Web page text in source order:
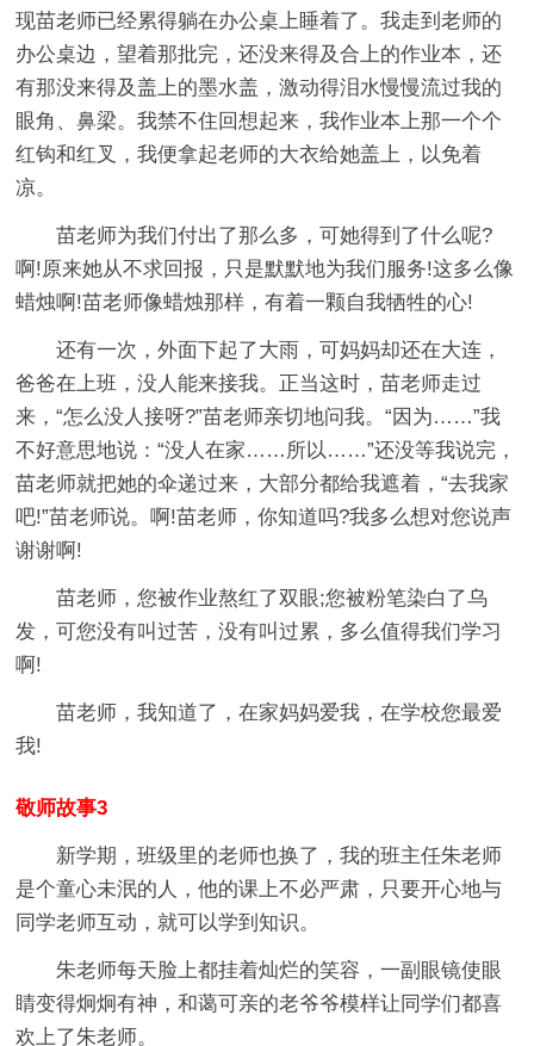
现苗老师已经累得躺在办公桌上睡着了。我走到老师的
办公桌边，望着那批完，还没来得及合上的作业本，还
有那没来得及盖上的墨水盖，激动得泪水慢慢流过我的
眼角、鼻梁。我禁不住回想起来，我作业本上那一个个
红钩和红叉，我便拿起老师的大衣给她盖上，以免着
凉。
苗老师为我们付出了那么多，可她得到了什么呢?
啊!原来她从不求回报，只是默默地为我们服务!这多么像
蜡烛啊!苗老师像蜡烛那样，有着一颗自我牺牲的心!
还有一次，外面下起了大雨，可妈妈却还在大连，
爸爸在上班，没人能来接我。正当这时，苗老师走过
来，“怎么没人接呀?”苗老师亲切地问我。“因为……”我
不好意思地说：“没人在家……所以……”还没等我说完，
苗老师就把她的伞递过来，大部分都给我遮着，“去我家
吧!”苗老师说。啊!苗老师，你知道吗?我多么想对您说声
谢谢啊!
苗老师，您被作业熬红了双眼;您被粉笔染白了乌
发，可您没有叫过苦，没有叫过累，多么值得我们学习
啊!
苗老师，我知道了，在家妈妈爱我，在学校您最爱
我!
敬师故事3
新学期，班级里的老师也换了，我的班主任朱老师
是个童心未泯的人，他的课上不必严肃，只要开心地与
同学老师互动，就可以学到知识。
朱老师每天脸上都挂着灿烂的笑容，一副眼镜使眼
睛变得炯炯有神，和蔼可亲的老爷爷模样让同学们都喜
欢上了朱老师。